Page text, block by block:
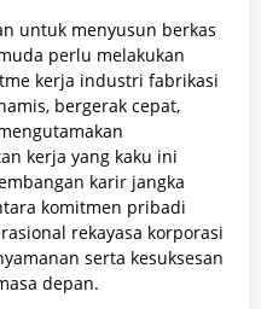
untuk menyusun berkas
perlu melakukan
kerja industri fabrikasi
bergerak cepat,
kerja yang kaku ini
karir jangka
komitmen pribadi
rekayasa korporasi
serta kesuksesan
depan.